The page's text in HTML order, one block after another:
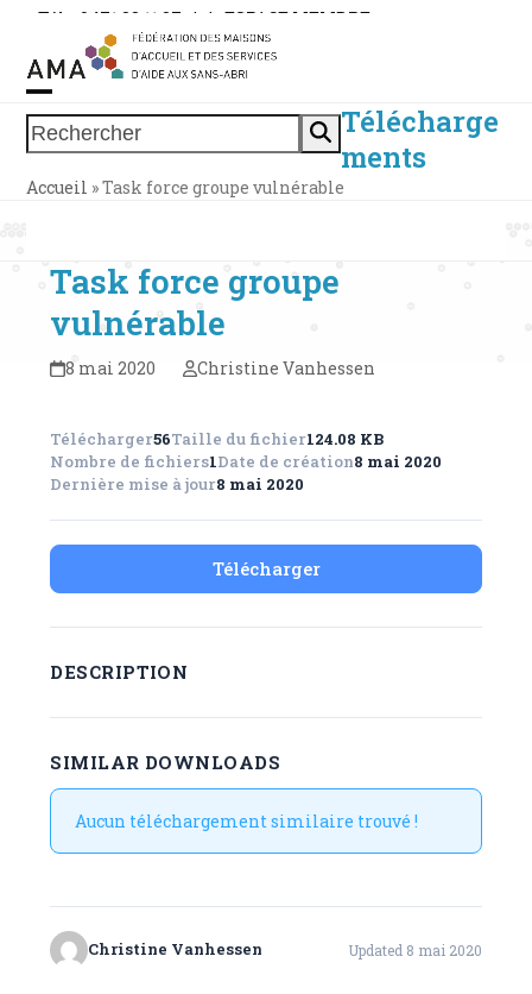
Skip
content
Tél. : 0471 38 11 37 | | ESPACE MEMBRE
Rechercher
Open
mobile
menu
Close
mobile
menu
Télécharge
ments
Accueil »Task force groupe vulnérable
Task force groupe
vulnérable
8 mai 2020 Christine Vanhessen
Télécharger56Taille du fichier124.08 KB
Nombre de fichiers1Date de création8 mai 2020
Dernière mise à jour8 mai 2020
Télécharger
DESCRIPTION
SIMILAR DOWNLOADS
Aucun téléchargement similaire trouvé !
Christine Vanhessen Updated 8 mai 2020